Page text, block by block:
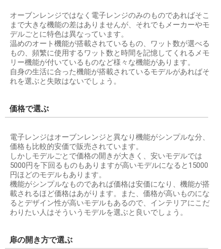
オーブンレンジではなく電子レンジのみのものであればそこ
まで大きな機能の差はありませんが、それでもメーカーやモ
デルごとに特色は異なっています。
温めのオート機能が搭載されているもの、ワット数が選べる
もの、頻繁に使用するワット数と時間を記憶してくれるメモ
リー機能が付いているものなど様々な機能があります。
自身の生活に合った機能が搭載されているモデルがあればそ
れを選ぶと失敗はないでしょう。
価格で選ぶ
電子レンジはオーブンレンジと異なり機能がシンプルな分、
価格も比較的安価で販売されています。
しかしモデルごとで価格の開きが大きく、安いモデルでは
5000円を下回るものもありますが高いモデルになると15000
円ほどのモデルもあります。
機能がシンプルなものであれば価格は安価になり、機能が搭
載されるほど価格はあがります。また、価格が高いものにな
るとデザイン性が高いモデルもあるので、インテリアにこだ
わりたい人はそういうモデルを選ぶと良いでしょう。
扉の開き方で選ぶ